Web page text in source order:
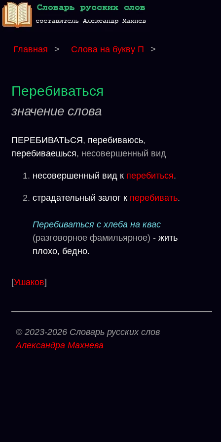
Главная > Слова на букву П >
Перебиваться
значение слова
ПЕРЕБИВАТЬСЯ, перебиваюсь,
перебиваешься, несовершенный вид
несовершенный вид к перебиться.
страдательный залог к перебивать.
Перебиваться с хлеба на квас
(разговорное фамильярное) - жить
плохо, бедно.
[Ушаков]
© 2023-2026 Словарь русских слов
Александра Махнева